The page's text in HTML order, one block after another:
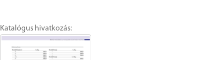
Katalógus hivatkozás: